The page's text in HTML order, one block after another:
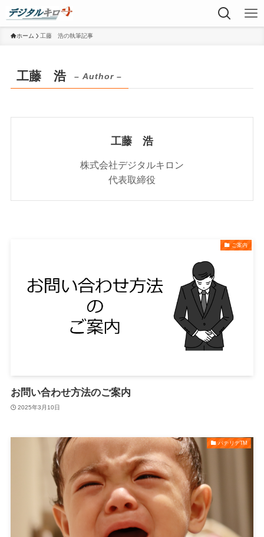
ホーム 工藤 浩の執筆記事
工藤 浩 – Author –
工藤 浩
株式会社デジタルキロン
代表取締役
ご案内
お問い合わせ方法のご案内
2025年3月10日
パテリデTM